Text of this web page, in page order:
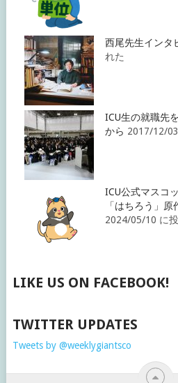
西尾先生インタ
れた
ICU生の就職先
から 2017/12/
ICU公式マスコ
「はちろう」
2024/05/10 に
LIKE US ON FACEBOOK!
TWITTER UPDATES
Tweets by @weeklygiantsco